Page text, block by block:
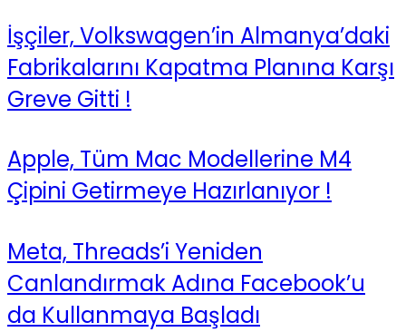
İşçiler, Volkswagen’in Almanya’daki
Fabrikalarını Kapatma Planına Karşı
Greve Gitti !
Apple, Tüm Mac Modellerine M4
Çipini Getirmeye Hazırlanıyor !
Meta, Threads’i Yeniden
Canlandırmak Adına Facebook’u
da Kullanmaya Başladı